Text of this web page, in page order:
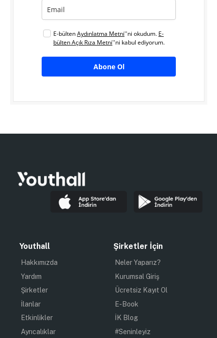
E-bültenAydınlatma Metni''ni okudum. E-
bülten Açık Rıza Metni''ni kabul ediyorum.
Abone Ol
Youthall
Hakkımızda
Yardım
Şirketler
İlanlar
Etkinlikler
Ayrıcalıklar
Şirketler İçin
Neler Yaparız?
Kurumsal Giriş
Ücretsiz Kayıt Ol
E-Book
İK Blog
#Seninleyiz